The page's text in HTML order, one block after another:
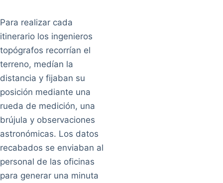
Para realizar cada
itinerario los ingenieros
topógrafos recorrían el
terreno, medían la
distancia y fijaban su
posición mediante una
rueda de medición, una
brújula y observaciones
astronómicas. Los datos
recabados se enviaban al
personal de las oficinas
para generar una minuta